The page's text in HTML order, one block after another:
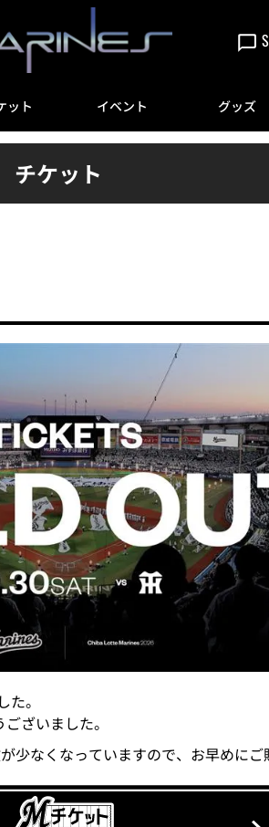
ット イベント グッズ
チケット
。
ざいました。
なくなっていますので、お早めにご